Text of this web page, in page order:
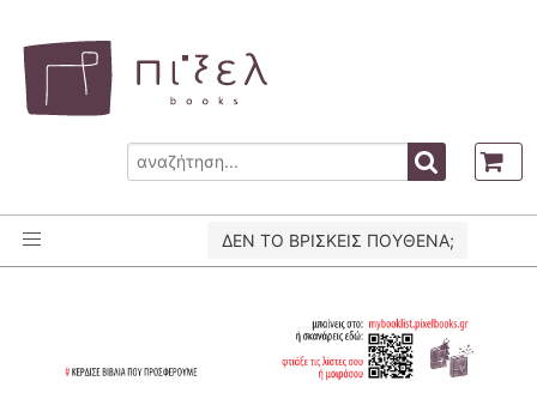
ΔΕΝ ΤΟ ΒΡΙΣΚΕΙΣ ΠΟΥΘΕΝΑ;